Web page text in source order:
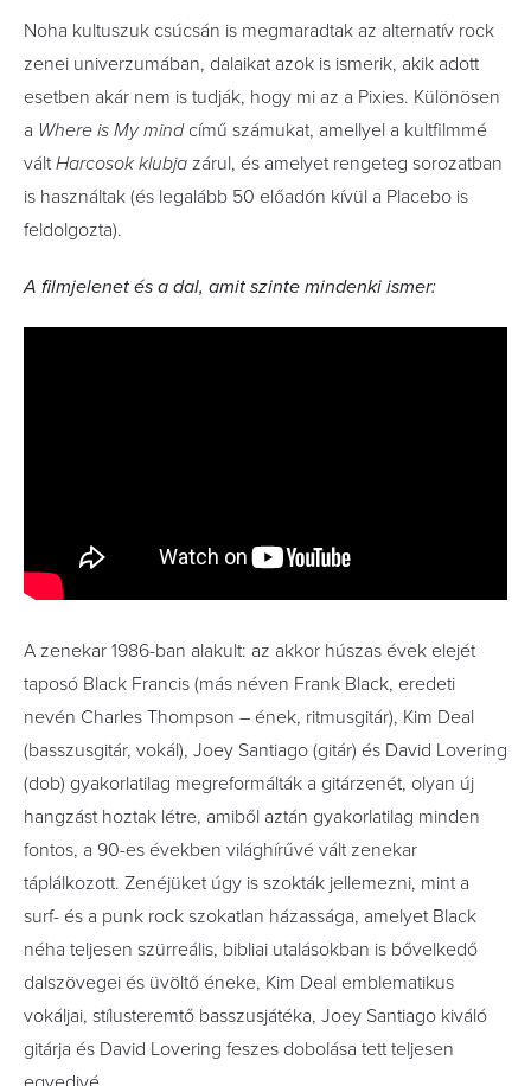
Noha kultuszuk csúcsán is megmaradtak az alternatív rock
zenei univerzumában, dalaikat azok is ismerik, akik adott
esetben akár nem is tudják, hogy mi az a Pixies. Különösen
a Where is My mindcímű számukat, amellyel a kultfilmmé
váltHarcosok klubja zárul, és amelyet rengeteg sorozatban
is használtak (és legalább 50 előadón kívül a Placebo is
feldolgozta).
A filmjelenet és a dal, amit szinte mindenki ismer:
A zenekar 1986-ban alakult: az akkor húszas évek elejét
taposó Black Francis (más néven Frank Black, eredeti
nevén Charles Thompson – ének, ritmusgitár), Kim Deal
(basszusgitár, vokál), Joey Santiago (gitár) és David Lovering
(dob) gyakorlatilag megreformálták a gitárzenét, olyan új
hangzást hoztak létre, amiből aztán gyakorlatilag minden
fontos, a 90-es években világhírűvé vált zenekar
táplálkozott. Zenéjüket úgy is szokták jellemezni, mint a
surf- és a punk rock szokatlan házassága, amelyet Black
néha teljesen szürreális, bibliai utalásokban is bővelkedő
dalszövegei és üvöltő éneke, Kim Deal emblematikus
vokáljai, stílusteremtő basszusjátéka, Joey Santiago kiváló
gitárja és David Lovering feszes dobolása tett teljesen